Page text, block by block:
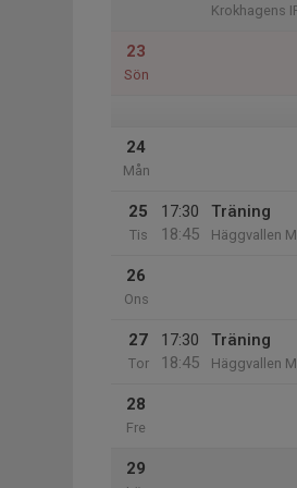
Krokhagens
23
Sön
24
Mån
25
Tis
17:30
18:45
Träning
Häggvallen
26
Ons
27
Tor
17:30
18:45
Träning
Häggvallen
28
Fre
29